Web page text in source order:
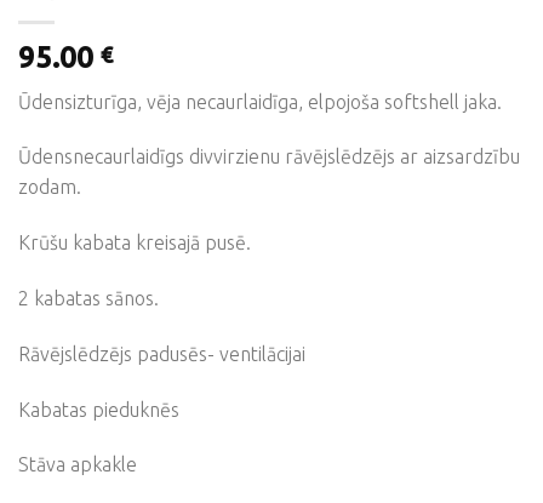
95.00 €
Ūdensizturīga, vēja necaurlaidīga, elpojoša softshell jaka.
Ūdensnecaurlaidīgs divvirzienu rāvējslēdzējs ar aizsardzību
zodam.
Krūšu kabata kreisajā pusē.
2 kabatas sānos.
Rāvējslēdzējs padusēs- ventilācijai
Kabatas pieduknēs
Stāva apkakle